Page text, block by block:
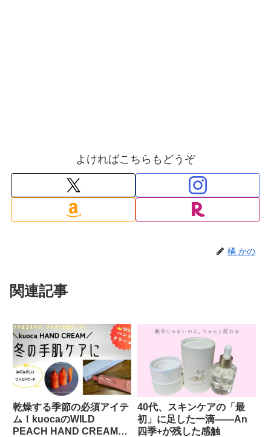
よければこちらもどうぞ
橘 かの
関連記事
乾燥する季節の必須アイテ
ム！kuocaのWILD
PEACH HAND CREAMで
40代、スキンケアの「最
初」に足した一滴——An
四季+が残した感触